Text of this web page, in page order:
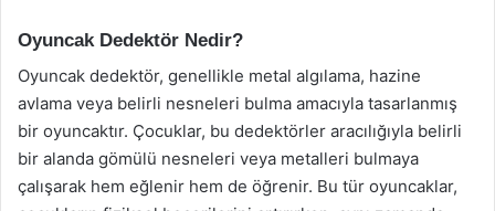
Oyuncak Dedektör Nedir?
Oyuncak dedektör, genellikle metal algılama, hazine
avlama veya belirli nesneleri bulma amacıyla tasarlanmış
bir oyuncaktır. Çocuklar, bu dedektörler aracılığıyla belirli
bir alanda gömülü nesneleri veya metalleri bulmaya
çalışarak hem eğlenir hem de öğrenir. Bu tür oyuncaklar,